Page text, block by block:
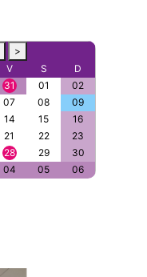
>
V S
D
31 01
02
07 08
09
14 15
16
21 22
23
28 29
30
04 05 06